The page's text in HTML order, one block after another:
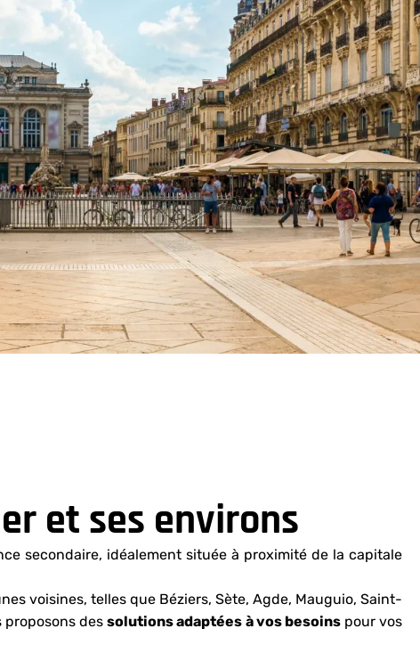
et ses environs
secondaire, idéalement située à proximité de la capitale
voisines, telles que Béziers, Sète, Agde, Mauguio, Saint-
proposons dessolutions adaptées à vos besoinspour vos